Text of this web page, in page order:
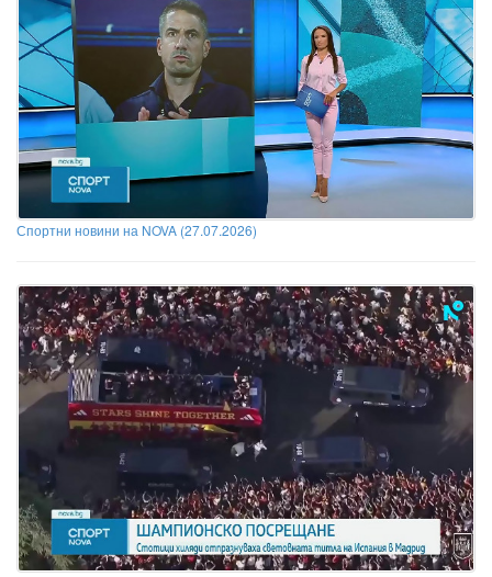
Спортни новини на NOVA (27.07.2026)